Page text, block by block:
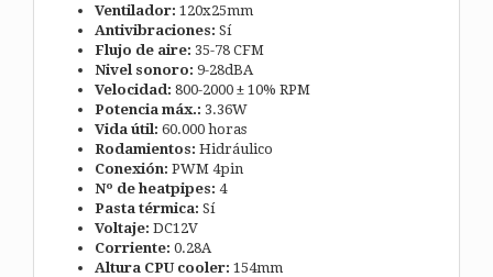
Ventilador: 120x25mm
Antivibraciones: Sí
Flujo de aire: 35-78 CFM
Nivel sonoro: 9-28dBA
Velocidad: 800-2000 ± 10% RPM
Potencia máx.: 3.36W
Vida útil: 60.000 horas
Rodamientos: Hidráulico
Conexión: PWM 4pin
Nº de heatpipes: 4
Pasta térmica: Sí
Voltaje: DC12V
Corriente: 0.28A
Altura CPU cooler: 154mm